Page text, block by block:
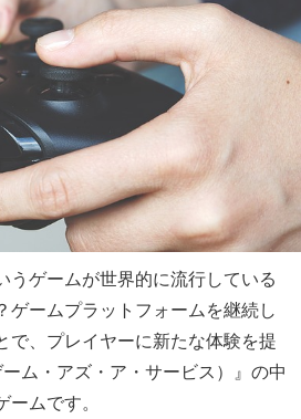
うゲームが世界的に流行している
ゲームプラットフォームを継続し
で、プレイヤーに新たな体験を提
ム・アズ・ア・サービス）』の中
ームです。